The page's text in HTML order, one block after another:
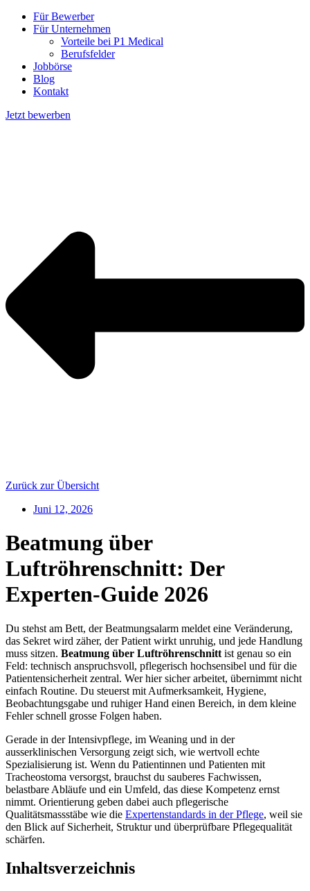
Für Bewerber
Für Unternehmen
Vorteile bei P1 Medical
Berufsfelder
Jobbörse
Blog
Kontakt
Jetzt bewerben
Zurück zur Übersicht
Juni 12, 2026
Beatmung über
Luftröhrenschnitt: Der
Experten-Guide 2026
Du stehst am Bett, der Beatmungsalarm meldet eine Veränderung,
das Sekret wird zäher, der Patient wirkt unruhig, und jede Handlung
muss sitzen. Beatmung über Luftröhrenschnitt ist genau so ein
Feld: technisch anspruchsvoll, pflegerisch hochsensibel und für die
Patientensicherheit zentral. Wer hier sicher arbeitet, übernimmt nicht
einfach Routine. Du steuerst mit Aufmerksamkeit, Hygiene,
Beobachtungsgabe und ruhiger Hand einen Bereich, in dem kleine
Fehler schnell grosse Folgen haben.
Gerade in der Intensivpflege, im Weaning und in der
ausserklinischen Versorgung zeigt sich, wie wertvoll echte
Spezialisierung ist. Wenn du Patientinnen und Patienten mit
Tracheostoma versorgst, brauchst du sauberes Fachwissen,
belastbare Abläufe und ein Umfeld, das diese Kompetenz ernst
nimmt. Orientierung geben dabei auch pflegerische
Qualitätsmassstäbe wie die Expertenstandards in der Pflege, weil sie
den Blick auf Sicherheit, Struktur und überprüfbare Pflegequalität
schärfen.
Inhaltsverzeichnis